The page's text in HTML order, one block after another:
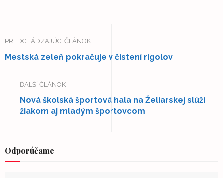
PREDCHÁDZAJÚCI ČLÁNOK
Mestská zeleň pokračuje v čistení rigolov
ĎALŠÍ ČLÁNOK
Nová školská športová hala na Želiarskej slúži
žiakom aj mladým športovcom
Odporúčame